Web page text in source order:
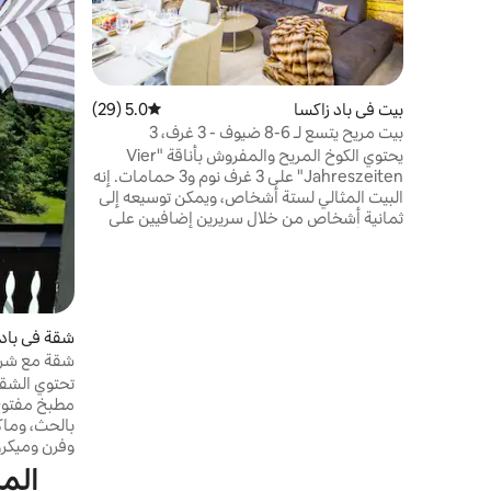
بيت في باد زاكسا متوسط التقييم 5.0 من 5، 29 مراجعات
5.0 (29)
بيت مريح يتسع لـ 6-8 ضيوف - 3 غرف، 3
حمامات
يحتوي الكوخ المريح والمفروش بأناقة "Vier
Jahreszeiten" على 3 غرف نوم و3 حمامات. إنه
البيت المثالي لستة أشخاص، ويمكن توسيعه إلى
ثمانية أشخاص من خلال سريرين إضافيين على
شقة في
شقة مع
تحتوي
مطبخ
بالحث،
وفرن